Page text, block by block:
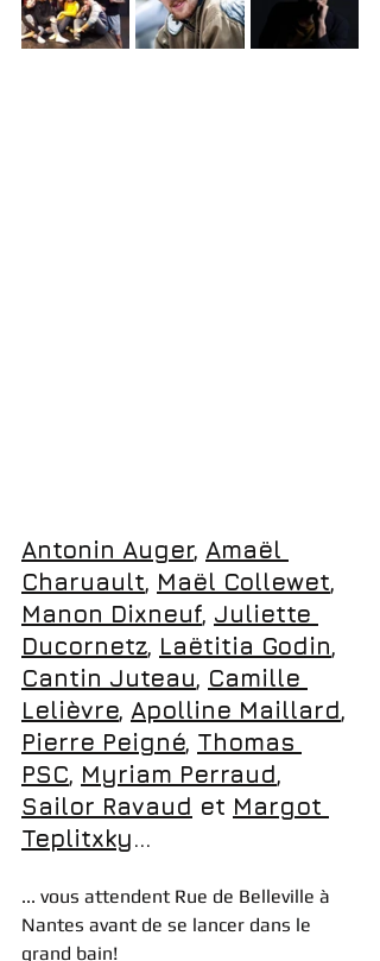
Antonin Auger, Amaël
Charuault, Maël Collewet,
Manon Dixneuf, Juliette
Ducornetz, Laëtitia Godin,
Cantin Juteau, Camille
Lelièvre, Apolline Maillard,
Pierre Peigné, Thomas
PSC, Myriam Perraud,
Sailor Ravaud et Margot
Teplitxky...
... vous attendent Rue de Belleville à
Nantes avant de se lancer dans le
grand bain!